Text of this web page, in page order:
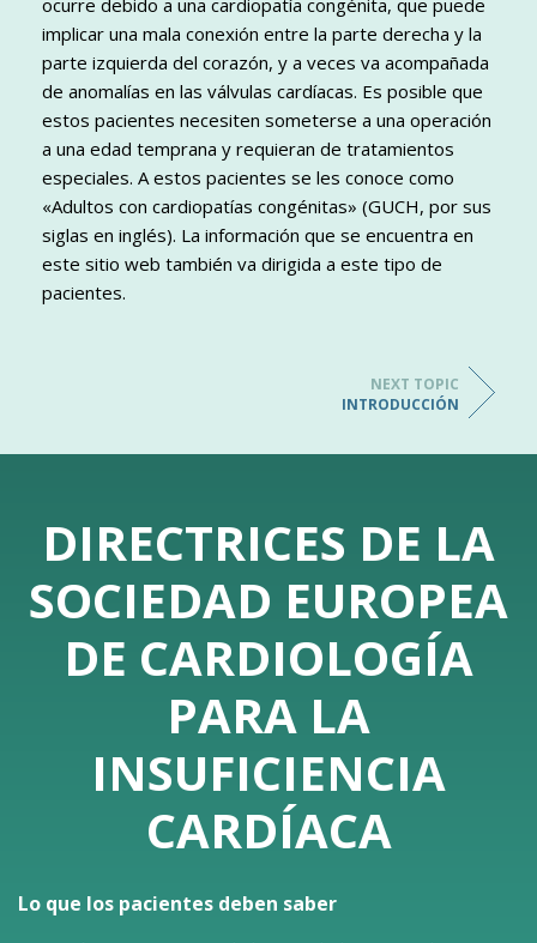
ocurre debido a una cardiopatía congénita, que puede
implicar una mala conexión entre la parte derecha y la
parte izquierda del corazón, y a veces va acompañada
de anomalías en las válvulas cardíacas. Es posible que
estos pacientes necesiten someterse a una operación
a una edad temprana y requieran de tratamientos
especiales. A estos pacientes se les conoce como
«Adultos con cardiopatías congénitas» (GUCH, por sus
siglas en inglés). La información que se encuentra en
este sitio web también va dirigida a este tipo de
pacientes.
NEXT TOPIC
INTRODUCCIÓN
DIRECTRICES DE LA
SOCIEDAD EUROPEA
DE CARDIOLOGÍA
PARA LA
INSUFICIENCIA
CARDÍACA
Lo que los pacientes deben saber